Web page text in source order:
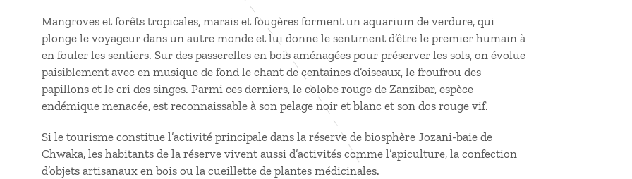
Mangroves et forêts tropicales, marais et fougères forment un aquarium de verdure, qui
plonge le voyageur dans un autre monde et lui donne le sentiment d’être le premier humain à
en fouler les sentiers. Sur des passerelles en bois aménagées pour préserver les sols, on évolue
paisiblement avec en musique de fond le chant de centaines d’oiseaux, le froufrou des
papillons et le cri des singes. Parmi ces derniers, le colobe rouge de Zanzibar, espèce
endémique menacée, est reconnaissable à son pelage noir et blanc et son dos rouge vif.
Si le tourisme constitue l’activité principale dans la réserve de biosphère Jozani-baie de
Chwaka, les habitants de la réserve vivent aussi d’activités comme l’apiculture, la confection
d’objets artisanaux en bois ou la cueillette de plantes médicinales.